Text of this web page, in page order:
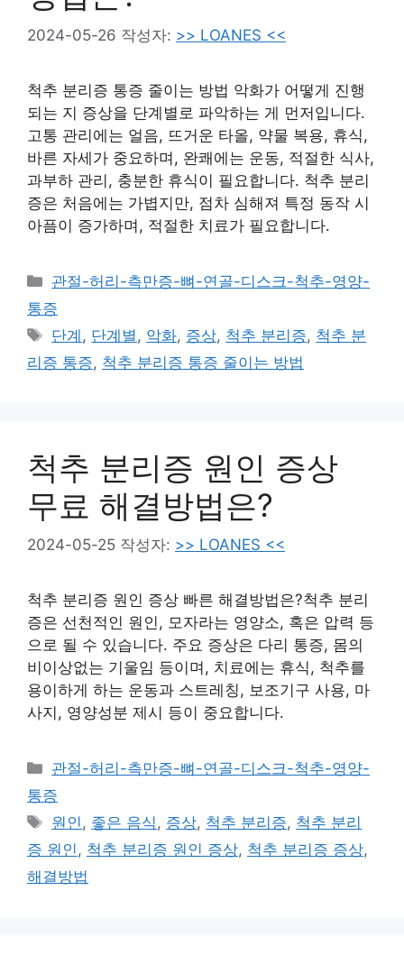
2024-05-26 작성자: >> LOANES <<
척추 분리증 통증 줄이는 방법 악화가 어떻게 진행
되는 지 증상을 단계별로 파악하는 게 먼저입니다.
고통 관리에는 얼음, 뜨거운 타올, 약물 복용, 휴식,
바른 자세가 중요하며, 완쾌에는 운동, 적절한 식사,
과부하 관리, 충분한 휴식이 필요합니다. 척추 분리
증은 처음에는 가볍지만, 점차 심해져 특정 동작 시
아픔이 증가하며, 적절한 치료가 필요합니다.
카
테
고
리
관절-허리-측만증-뼈-연골-디스크-척추-영양-
통증
태
그
단계 , 단계별 , 악화, 증상, 척추 분리증, 척추 분
리증 통증, 척추 분리증 통증 줄이는 방법
척추 분리증 원인 증상
무료 해결방법은?
2024-05-25 작성자: >> LOANES <<
척추 분리증 원인 증상 빠른 해결방법은?척추 분리
증은 선천적인 원인, 모자라는 영양소, 혹은 압력 등
으로 될 수 있습니다. 주요 증상은 다리 통증, 몸의
비이상없는 기울임 등이며, 치료에는 휴식, 척추를
용이하게 하는 운동과 스트레칭, 보조기구 사용, 마
사지, 영양성분 제시 등이 중요합니다.
카
테
리
관절-허리-측만증-뼈-연골-디스크-척추-영양-
통증
태
그
원인, 좋은 음식, 증상, 척추 분리증, 척추 분리
증 원인, 척추 분리증 원인 증상, 척추 분리증 증상,
해결방법